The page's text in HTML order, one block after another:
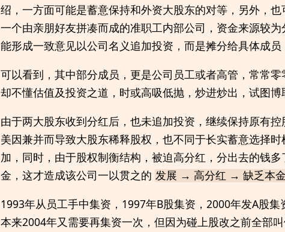
绍，一方面可能是蓄意保持和外资大股东的对等，另外，
一个由亲朋好友拼凑而成的准职工内部公司，资金来源较
能形成一致意见以公司名义追加投资，而是摊分给具体成员
可以看到，其中部分成员，更是公司员工或者高管，常常
却不懂估值及投资之道，时或高吸低抛，炒进炒出，试图博
由于两大股东收到分红后，也未追加投资，继续保持原有
美因兼并而导致大股东稀释股权，也不同于长实蓄意选择
加，同时，由于股权制衡结构，被迫高分红，分出去的钱
金，这才造成该公司一以贯之的 发展 → 高分红 → 缺乏本
1993年从员工手中集资，1997年B股集资，2000年发A股
本来2004年又需要再集资一次，但因为碰上股改之前全部